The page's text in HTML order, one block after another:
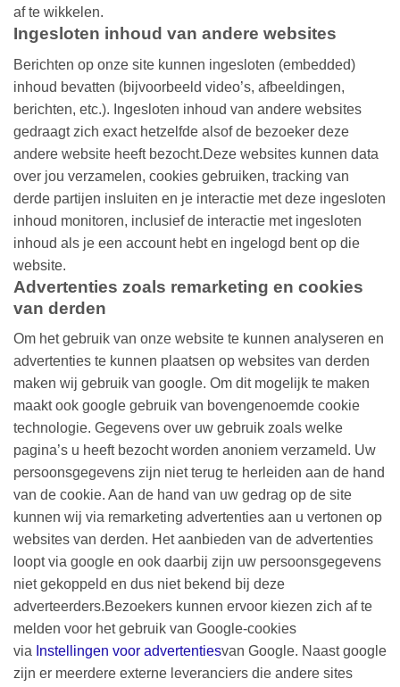
af te wikkelen.
Ingesloten inhoud van andere websites
Berichten op onze site kunnen ingesloten (embedded)
inhoud bevatten (bijvoorbeeld video’s, afbeeldingen,
berichten, etc.). Ingesloten inhoud van andere websites
gedraagt zich exact hetzelfde alsof de bezoeker deze
andere website heeft bezocht.Deze websites kunnen data
over jou verzamelen, cookies gebruiken, tracking van
derde partijen insluiten en je interactie met deze ingesloten
inhoud monitoren, inclusief de interactie met ingesloten
inhoud als je een account hebt en ingelogd bent op die
website.
Advertenties zoals remarketing en cookies
van derden
Om het gebruik van onze website te kunnen analyseren en
advertenties te kunnen plaatsen op websites van derden
maken wij gebruik van google. Om dit mogelijk te maken
maakt ook google gebruik van bovengenoemde cookie
technologie. Gegevens over uw gebruik zoals welke
pagina’s u heeft bezocht worden anoniem verzameld. Uw
persoonsgegevens zijn niet terug te herleiden aan de hand
van de cookie. Aan de hand van uw gedrag op de site
kunnen wij via remarketing advertenties aan u vertonen op
websites van derden. Het aanbieden van de advertenties
loopt via google en ook daarbij zijn uw persoonsgegevens
niet gekoppeld en dus niet bekend bij deze
adverteerders.Bezoekers kunnen ervoor kiezen zich af te
melden voor het gebruik van Google-cookies
via Instellingen voor advertentiesvan Google. Naast google
zijn er meerdere externe leveranciers die andere sites